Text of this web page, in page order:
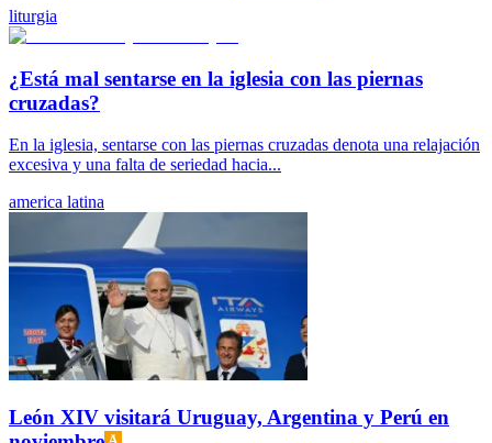
liturgia
¿Está mal sentarse en la iglesia con las piernas
cruzadas?
En la iglesia, sentarse con las piernas cruzadas denota una relajación
excesiva y una falta de seriedad hacia...
america latina
León XIV visitará Uruguay, Argentina y Perú en